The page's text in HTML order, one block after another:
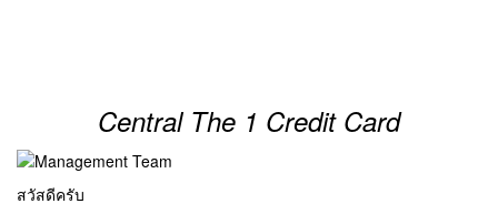
Central The 1 Credit Card
สวัสดีครับ